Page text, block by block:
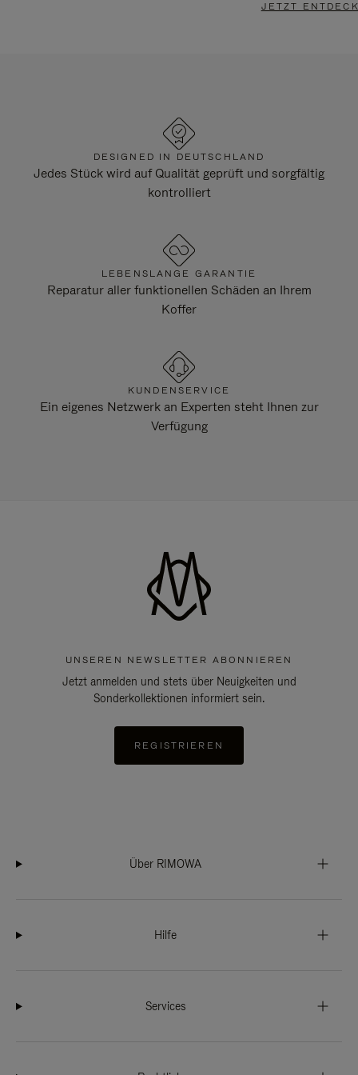
JETZT
DESIGNED IN DEUTSCHLAND
Jedes Stück wird auf Qualität geprüft und sorgfältig
kontrolliert
LEBENSLANGE GARANTIE
Reparatur aller funktionellen Schäden an Ihrem
Koffer
KUNDENSERVICE
Ein eigenes Netzwerk an Experten steht Ihnen zur
Verfügung
UNSEREN NEWSLETTER ABONNIEREN
Jetzt anmelden und stets über Neuigkeiten und
Sonderkollektionen informiert sein.
REGISTRIEREN
Über RIMOWA
Hilfe
Services